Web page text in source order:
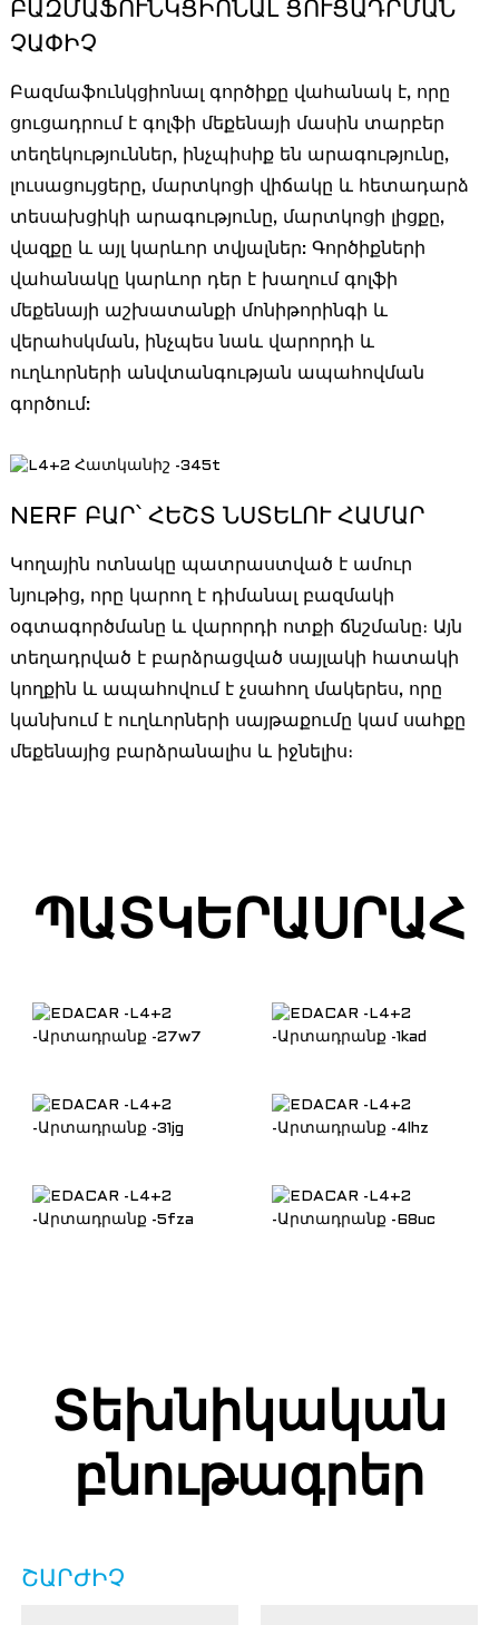
ԲԱԶՄԱՖՈՒՆԿՑԻՈՆԱԼ ՑՈՒՑԱԴՐՄԱՆ
ՉԱՓԻՉ
Բազմաֆունկցիոնալ գործիքը վահանակ է, որը
ցուցադրում է գոլֆի մեքենայի մասին տարբեր
տեղեկություններ, ինչպիսիք են արագությունը,
լուսացույցերը, մարտկոցի վիճակը և հետադարձ
տեսախցիկի արագությունը, մարտկոցի լիցքը,
վազքը և այլ կարևոր տվյալներ: Գործիքների
վահանակը կարևոր դեր է խաղում գոլֆի
մեքենայի աշխատանքի մոնիթորինգի և
վերահսկման, ինչպես նաև վարորդի և
ուղևորների անվտանգության ապահովման
գործում:
NERF ԲԱՐ՝ ՀԵՇՏ ՆՍՏԵԼՈՒ ՀԱՄԱՐ
Կողային ոտնակը պատրաստված է ամուր
նյութից, որը կարող է դիմանալ բազմակի
օգտագործմանը և վարորդի ոտքի ճնշմանը։ Այն
տեղադրված է բարձրացված սայլակի հատակի
կողքին և ապահովում է չսահող մակերես, որը
կանխում է ուղևորների սայթաքումը կամ սահքը
մեքենայից բարձրանալիս և իջնելիս։
ՊԱՏԿԵՐԱՍՐԱՀ
Տեխնիկական
բնութագրեր
ՇԱՐԺԻՉ